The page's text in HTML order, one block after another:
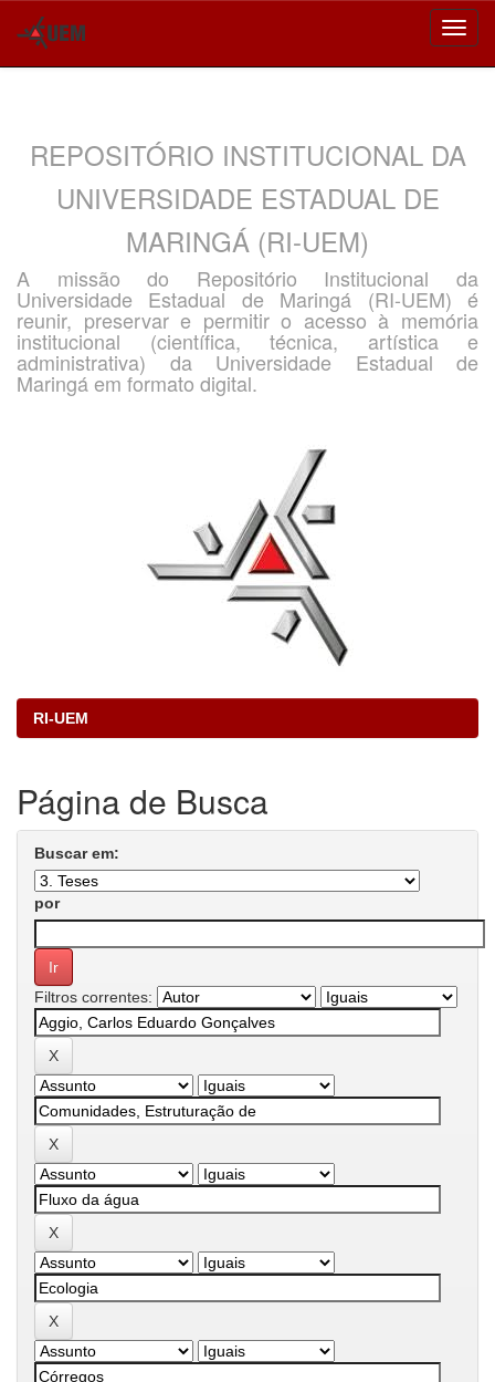
REPOSITÓRIO INSTITUCIONAL DA
UNIVERSIDADE ESTADUAL DE
MARINGÁ (RI-UEM)
A missão do Repositório Institucional da
Universidade Estadual de Maringá (RI-UEM) é
reunir, preservar e permitir o acesso à memória
institucional (científica, técnica, artística e
administrativa) da Universidade Estadual de
Maringá em formato digital.
RI-UEM
Página de Busca
Buscar em:
por
Filtros correntes: